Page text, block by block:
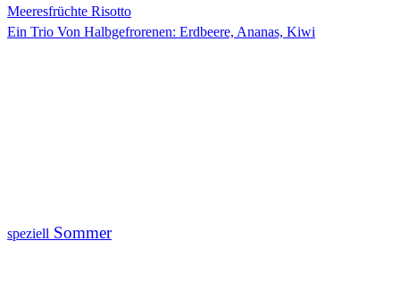
Meeresfrüchte Risotto
Ein Trio Von Halbgefrorenen: Erdbeere, Ananas, Kiwi
speziell Sommer